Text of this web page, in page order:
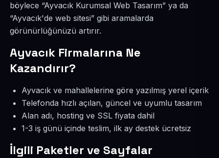
böylece “Ayvacık Kurumsal Web Tasarım” ya da
“Ayvacık'de web sitesi” gibi aramalarda
görünürlüğünüzü artırır.
Ayvacık Firmalarına Ne
Kazandırır?
Ayvacık ve mahallelerine göre yazılmış yerel içerik
Telefonda hızlı açılan, güncel ve uyumlu tasarım
Alan adı, hosting ve SSL fiyata dahil
1-3 iş günü içinde teslim, ilk ay destek ücretsiz
İlgili Paketler ve Sayfalar